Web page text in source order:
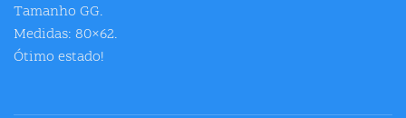
Tamanho GG.
Medidas: 80×62.
Ótimo estado!